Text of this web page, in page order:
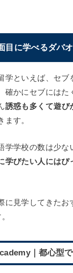
目に学べるダバ
学といえば、セブ
確かにセブにはた
誘惑も多くて遊び
ます。
学学校の数は少な
学びたい人にはぴ
に見学してきたお
｜都心型